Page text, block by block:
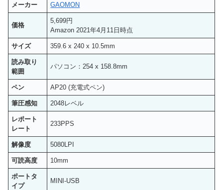
メーカー GAOMON
価格
5,699円
Amazon 2021年4月11日時点
サイズ 359.6 x 240 x 10.5mm
読み取り
範囲
パソコン：254 x 158.8mm
ペン AP20 (充電式ペン)
筆圧感知 2048レベル
レポート
レート
233PPS
解像度 5080LPI
可読高度 10mm
ポートタ
イプ
MINI-USB